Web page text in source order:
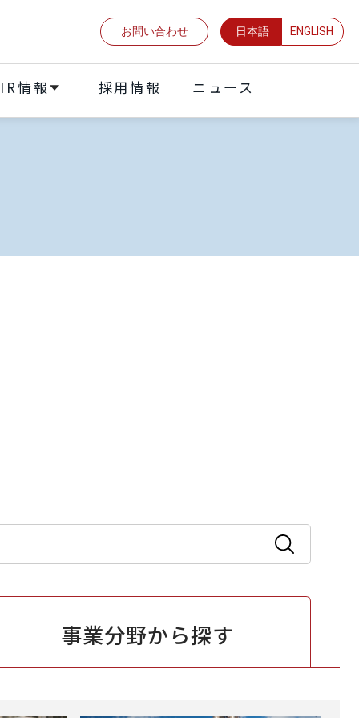
お問い合わせ 日本語 ENGLISH
IR情報 採⽤情報 ニュース
事業分野から探す